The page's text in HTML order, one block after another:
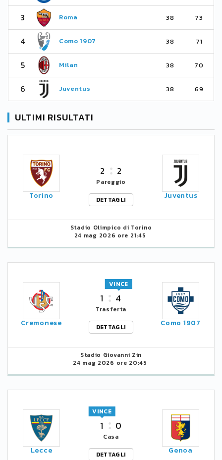
3 Roma 38 73
4 Como 1907 38 71
5 Milan 38 70
6 Juventus 38 69
ULTIMI RISULTATI
Torino
2 2
Pareggio
DETTAGLI
Juventus
Stadio Olimpico di Torino
24 mag 2026 ore 21:45
Cremonese
1 4
VINCE
Trasferta
DETTAGLI
Como 1907
Stadio Giovanni Zin
24 mag 2026 ore 20:45
Lecce
1
VINCE
0
Casa
DETTAGLI
Genoa